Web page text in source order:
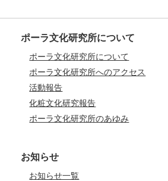
ポーラ文化研究所について
ポーラ文化研究所について
ポーラ文化研究所へのアクセス
活動報告
化粧文化研究報告
ポーラ文化研究所のあゆみ
お知らせ
お知らせ一覧